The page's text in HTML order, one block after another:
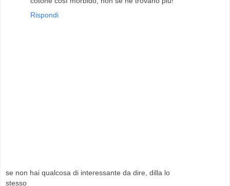
Rispondi
se non hai qualcosa di interessante da dire, dilla lo
stesso